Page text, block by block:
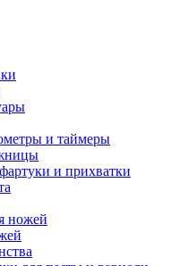
и таймеры
и прихватки
ножей